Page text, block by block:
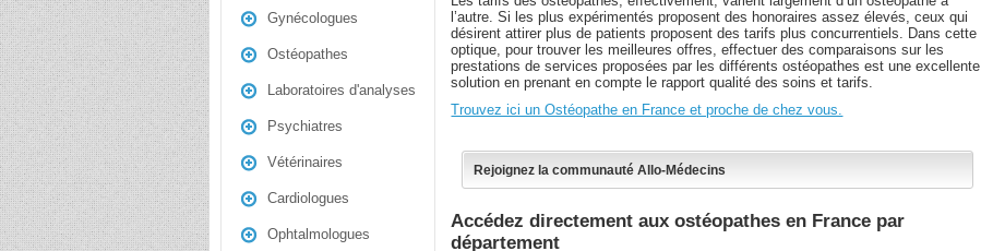
Gynécologues
Ostéopathes
Laboratoires d'analyses
Psychiatres
Vétérinaires
Cardiologues
Ophtalmologues
l’autre. Si les plus expérimentés proposent des honoraires assez élevés, ceux qui
désirent attirer plus de patients proposent des tarifs plus concurrentiels. Dans cette
optique, pour trouver les meilleures offres, effectuer des comparaisons sur les
prestations de services proposées par les différents ostéopathes est une excellente
solution en prenant en compte le rapport qualité des soins et tarifs.
Trouvez ici un Ostéopathe en France et proche de chez vous.
Rejoignez la communauté Allo-Médecins
Accédez directement aux ostéopathes en France par
département